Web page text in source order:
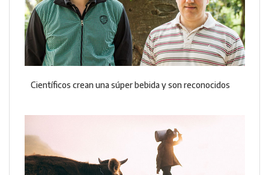
Científicos crean una súper bebida y son reconocidos